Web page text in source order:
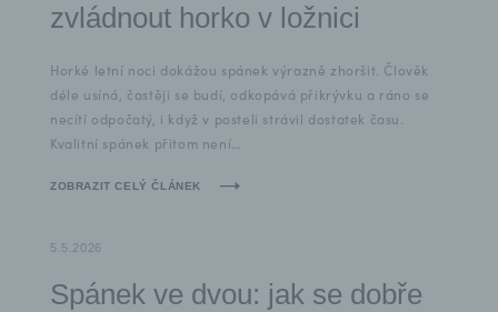
zvládnout horko v ložnici
Horké letní noci dokážou spánek výrazně zhoršit. Člověk
déle usíná, častěji se budí, odkopává přikrývku a ráno se
necítí odpočatý, i když v posteli strávil dostatek času.
Kvalitní spánek přitom není…
ZOBRAZIT CELÝ ČLÁNEK
Spánek ve dvou: jak se dobře
5.5.2026